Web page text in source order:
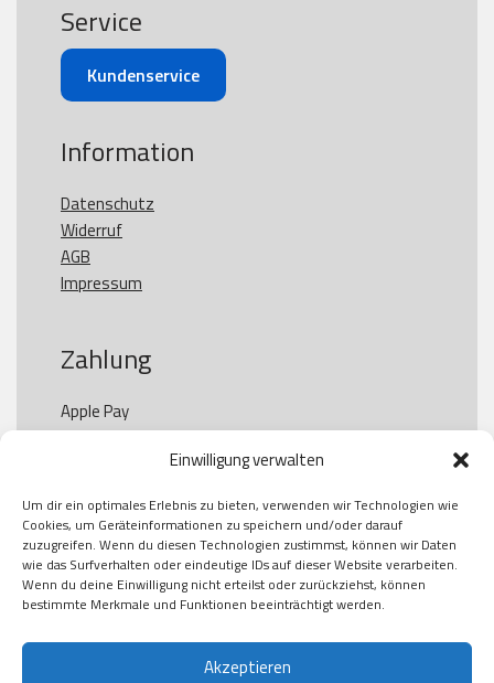
Einwilligung verwalten
Um dir ein optimales Erlebnis zu bieten, verwenden wir Technologien wie
Cookies, um Geräteinformationen zu speichern und/oder darauf
zuzugreifen. Wenn du diesen Technologien zustimmst, können wir Daten
wie das Surfverhalten oder eindeutige IDs auf dieser Website verarbeiten.
Wenn du deine Einwilligung nicht erteilst oder zurückziehst, können
bestimmte Merkmale und Funktionen beeinträchtigt werden.
Akzeptieren
Service
Kundenservice
Information
Datenschutz
Widerruf
AGB
Impressum
Zahlung
Apple Pay
Paypal
Kauf auf Rechung
Klarna
American Express